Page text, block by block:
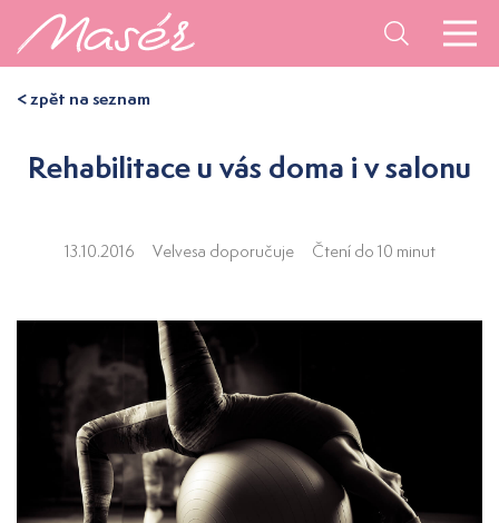
< zpět na seznam
Rehabilitace u vás doma i v salonu
13.10.2016 Velvesa doporučuje Čtení do 10 minut